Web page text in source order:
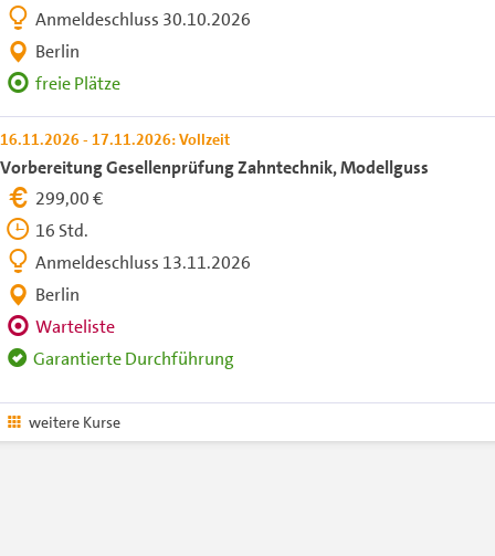
Anmeldeschluss 30.10.2026
Berlin
freie Plätze
16.11.2026 - 17.11.2026: Vollzeit
Vorbereitung Gesellenprüfung Zahntechnik, Modellguss
299,00 €
16 Std.
Anmeldeschluss 13.11.2026
Berlin
Warteliste
Garantierte Durchführung
weitere Kurse